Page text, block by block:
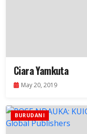
Ciara Yamkuta
May 20, 2019
BURUDANI